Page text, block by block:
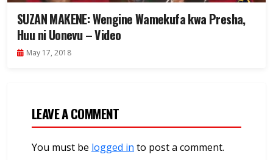
SUZAN MAKENE: Wengine Wamekufa kwa Presha,
Huu ni Uonevu – Video
May 17, 2018
LEAVE A COMMENT
You must be logged in to post a comment.